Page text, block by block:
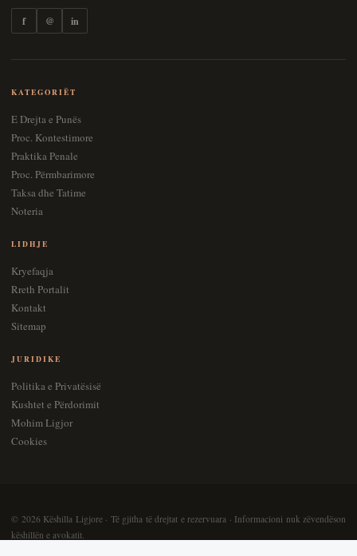
f @ in
KATEGORIËT
E Drejta e Punës
Proc. Kontestimore
Praktika Penale
Proc. Përmbarimore
Taksa dhe Tatime
Noteria
LIDHJE
Kryefaqja
Rreth Portalit
Kontakt
Sitemap
JURIDIKE
Politika e Privatësisë
Kushtet e Përdorimit
Mohim Ligjor
Cookies
© 2026 Këshilla Ligjore · Të gjitha të drejtat e rezervuara · Informacioni nuk zëvendëson
këshillën e avokatit.